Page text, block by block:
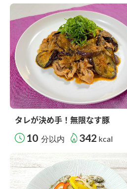
タレが決め手！無限なす豚
10 分以内 342 kcal